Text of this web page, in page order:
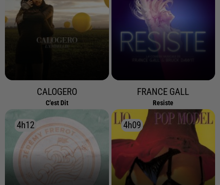
CALOGERO
C'est Dit
FRANCE GALL
Resiste
4h12
4h12 4h09
4h09